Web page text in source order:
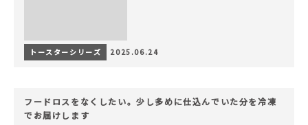
トースターシリーズ 2025.06.24
フードロスをなくしたい。少し多めに仕込んでいた分を冷凍
でお届けします